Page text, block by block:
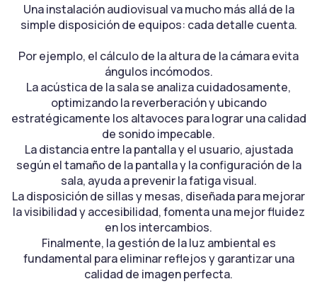
Una instalación audiovisual va mucho más allá de la
simple disposición de equipos: cada detalle cuenta.
Por ejemplo, el cálculo de la altura de la cámara evita
ángulos incómodos.
La acústica de la sala se analiza cuidadosamente,
optimizando la reverberación y ubicando
estratégicamente los altavoces para lograr una calidad
de sonido impecable.
La distancia entre la pantalla y el usuario, ajustada
según el tamaño de la pantalla y la configuración de la
sala, ayuda a prevenir la fatiga visual.
La disposición de sillas y mesas, diseñada para mejorar
la visibilidad y accesibilidad, fomenta una mejor fluidez
en los intercambios.
Finalmente, la gestión de la luz ambiental es
fundamental para eliminar reflejos y garantizar una
calidad de imagen perfecta.